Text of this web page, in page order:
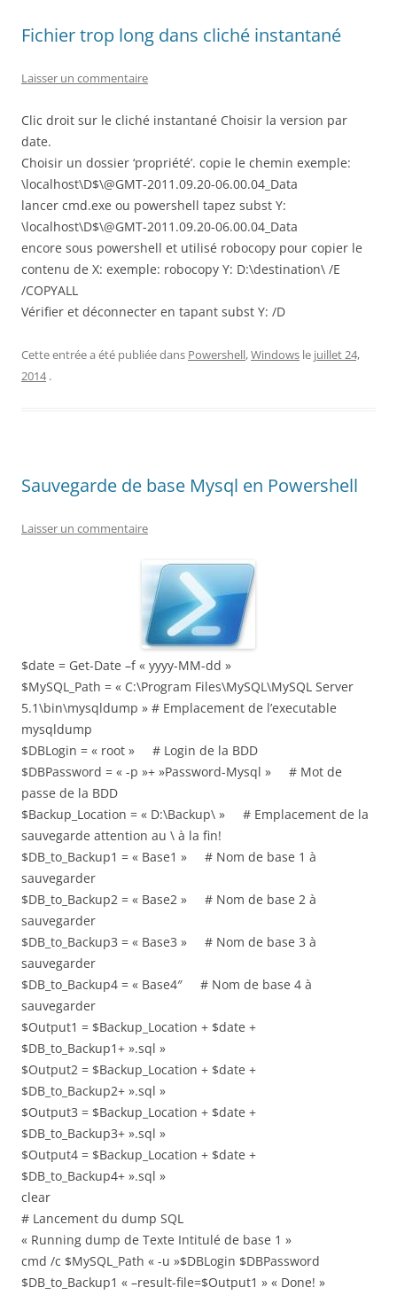
Fichier trop long dans cliché instantané
Laisser un commentaire
Clic droit sur le cliché instantané Choisir la version par
date.
Choisir un dossier ‘propriété’. copie le chemin exemple:
\localhost\D$\@GMT-2011.09.20-06.00.04_Data
lancer cmd.exe ou powershell tapez subst Y:
\localhost\D$\@GMT-2011.09.20-06.00.04_Data
encore sous powershell et utilisé robocopy pour copier le
contenu de X: exemple: robocopy Y: D:\destination\ /E
/COPYALL
Vérifier et déconnecter en tapant subst Y: /D
Cette entrée a été publiée dans Powershell,Windows le juillet 24,
2014 .
Sauvegarde de base Mysql en Powershell
Laisser un commentaire
$date = Get-Date –f « yyyy-MM-dd »
$MySQL_Path = « C:\Program Files\MySQL\MySQL Server
5.1\bin\mysqldump » # Emplacement de l’executable
mysqldump
$DBLogin = « root » # Login de la BDD
$DBPassword = « -p »+ »Password-Mysql » # Mot de
passe de la BDD
$Backup_Location = « D:\Backup\ » # Emplacement de la
sauvegarde attention au \ à la fin!
$DB_to_Backup1 = « Base1 » # Nom de base 1 à
sauvegarder
$DB_to_Backup2 = « Base2 » # Nom de base 2 à
sauvegarder
$DB_to_Backup3 = « Base3 » # Nom de base 3 à
sauvegarder
$DB_to_Backup4 = « Base4″ # Nom de base 4 à
sauvegarder
$Output1 = $Backup_Location + $date +
$DB_to_Backup1+ ».sql »
$Output2 = $Backup_Location + $date +
$DB_to_Backup2+ ».sql »
$Output3 = $Backup_Location + $date +
$DB_to_Backup3+ ».sql »
$Output4 = $Backup_Location + $date +
$DB_to_Backup4+ ».sql »
clear
# Lancement du dump SQL
« Running dump de Texte Intitulé de base 1 »
cmd /c $MySQL_Path « -u »$DBLogin $DBPassword
$DB_to_Backup1 « –result-file=$Output1 » « Done! »